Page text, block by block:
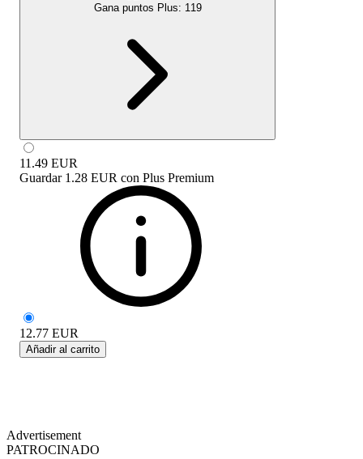
Gana puntos Plus: 119
11.49 EUR
Guardar 1.28 EUR con Plus Premium
12.77 EUR
Añadir al carrito
Advertisement
PATROCINADO